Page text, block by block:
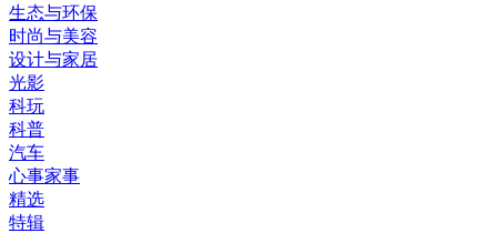
生态与环保
时尚与美容
设计与家居
光影
科玩
科普
汽车
心事家事
精选
特辑